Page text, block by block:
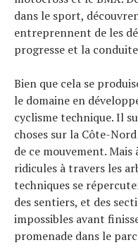
dans le sport,
entreprennent de les
progresse et la
Bien que cela se
le domaine en
cyclisme technique. Il
choses sur la Côte-
de ce mouvement. Mais
ridicules à travers les
techniques se
des sentiers, et des
impossibles avant
promenade dans le
Actualités